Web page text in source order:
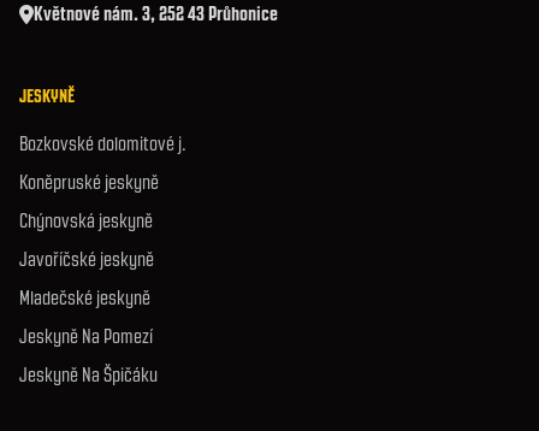
Květnové nám. 3, 252 43 Průhonice
JESKYNĚ
Bozkovské dolomitové j.
Koněpruské jeskyně
Chýnovská jeskyně
Javoříčské jeskyně
Mladečské jeskyně
Jeskyně Na Pomezí
Jeskyně Na Špičáku